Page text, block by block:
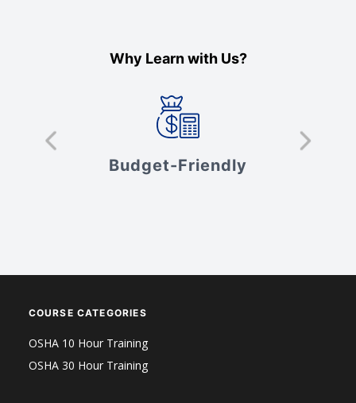
Why Learn with Us?
Budget-Friendly
COURSE CATEGORIES
OSHA 10 Hour Training
OSHA 30 Hour Training